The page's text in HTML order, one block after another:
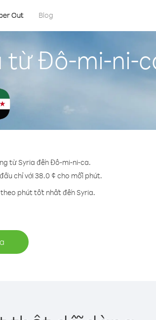
Out Blog
từ Đô-mi-ni-
từ Syria đến Đô-mi-ni-ca.
chỉ với 38.0 ¢ cho mỗi phút.
phút tốt nhất đến Syria.